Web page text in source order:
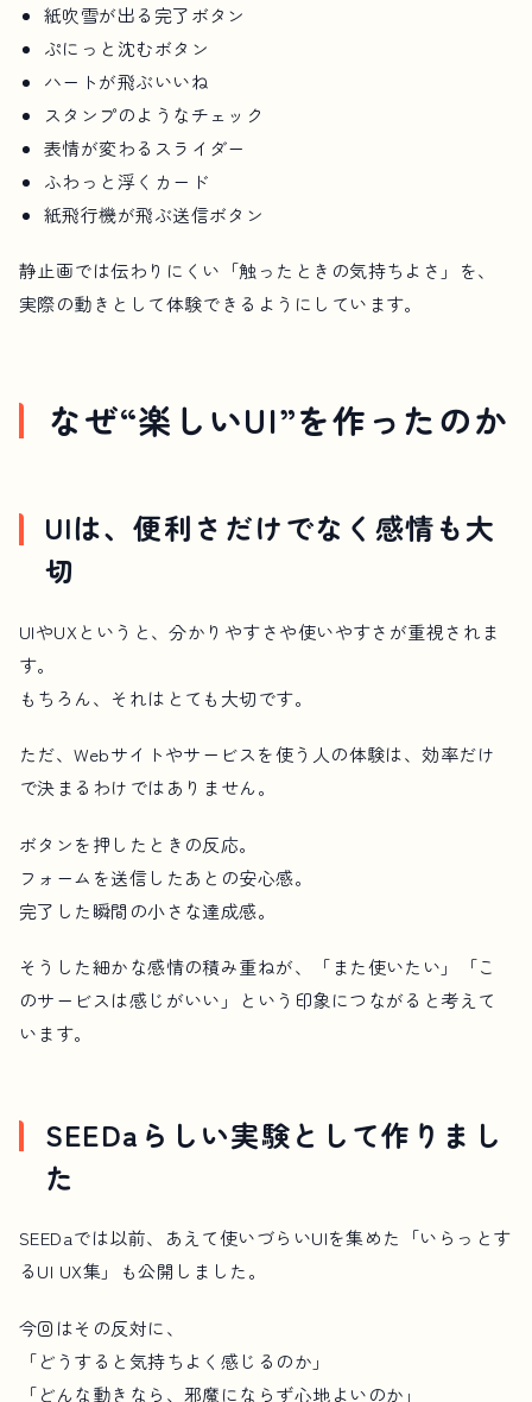
紙吹雪が出る完了ボタン
ぷにっと沈むボタン
ハートが飛ぶいいね
スタンプのようなチェック
表情が変わるスライダー
ふわっと浮くカード
紙飛行機が飛ぶ送信ボタン
静止画では伝わりにくい「触ったときの気持ちよさ」を、
実際の動きとして体験できるようにしています。
なぜ“楽しいUI”を作ったのか
UIは、便利さだけでなく感情も大
切
UIやUXというと、分かりやすさや使いやすさが重視されま
す。
もちろん、それはとても大切です。
ただ、Webサイトやサービスを使う人の体験は、効率だけ
で決まるわけではありません。
ボタンを押したときの反応。
フォームを送信したあとの安心感。
完了した瞬間の小さな達成感。
そうした細かな感情の積み重ねが、「また使いたい」「こ
のサービスは感じがいい」という印象につながると考えて
います。
SEEDaらしい実験として作りまし
た
SEEDaでは以前、あえて使いづらいUIを集めた「いらっとす
るUI UX集」も公開しました。
今回はその反対に、
「どうすると気持ちよく感じるのか」
「どんな動きなら、邪魔にならず心地よいのか」